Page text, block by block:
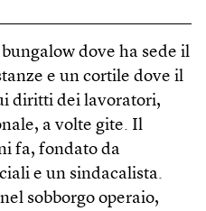
dove ha sede il
e un cortile dove il
diritti dei lavoratori,
a volte gite. Il
fa, fondato da
e un sindacalista.
sobborgo operaio,